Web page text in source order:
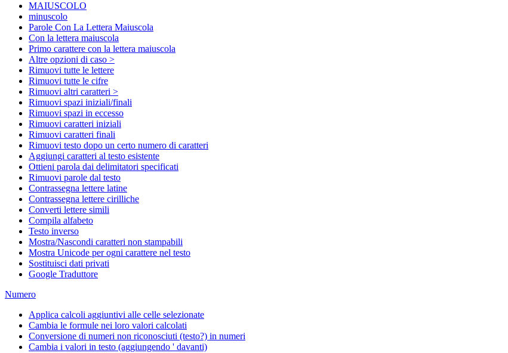
MAIUSCOLO
minuscolo
Parole Con La Lettera Maiuscola
Con la lettera maiuscola
Primo carattere con la lettera maiuscola
Altre opzioni di caso >
Rimuovi tutte le lettere
Rimuovi tutte le cifre
Rimuovi altri caratteri >
Rimuovi spazi iniziali/finali
Rimuovi spazi in eccesso
Rimuovi caratteri iniziali
Rimuovi caratteri finali
Rimuovi testo dopo un certo numero di caratteri
Aggiungi caratteri al testo esistente
Ottieni parola dai delimitatori specificati
Rimuovi parole dal testo
Contrassegna lettere latine
Contrassegna lettere cirilliche
Converti lettere simili
Compila alfabeto
Testo inverso
Mostra/Nascondi caratteri non stampabili
Mostra Unicode per ogni carattere nel testo
Sostituisci dati privati
Google Traduttore
Numero
Applica calcoli aggiuntivi alle celle selezionate
Cambia le formule nei loro valori calcolati
Conversione di numeri non riconosciuti (testo?) in numeri
Cambia i valori in testo (aggiungendo ' davanti)